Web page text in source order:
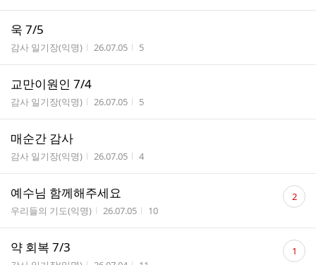
욱 7/5
게시판명
감사 일기장(익명) 작성시간
26.07.05 조회수
5
교만이원인 7/4
게시판명
감사 일기장(익명) 작성시간
26.07.05 조회수
5
매순간 감사
게시판명
감사 일기장(익명) 작성시간
26.07.05 조회수
4
예수님 함께해주세요
게시판명
우리들의 기도(익명) 작성시간
26.07.05 조회수
10
댓
글 2
약 회복 7/3
댓
글 1